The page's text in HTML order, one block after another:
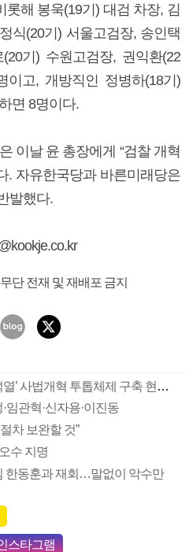
해 봉욱(19기) 대검 차장, 김
식(20기) 서울고검장, 송인택
기) 수원고검장, 권익환(22
이고, 개방직인 정병하(18기)
면 8명이다.
이날 윤 총장에게 “검찰 개혁
. 자유한국당과 바른미래당은
발했다.
단 전재 및 재배포 금지
‘조국(법무부 장관 물망)·윤석열’ 사법개혁 투톱체제 구축 현실화 수순
관혁·신자용·이진동
차 보완할 것”
수 지명
한동훈과 재회…말없이 악수만
스타그램